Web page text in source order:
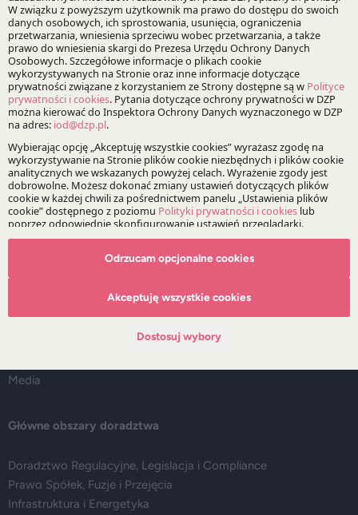
Sprawy sądowe i sądowo-administracyjne
Bądź na bieżąco z DZP
Zapisz
O Kancelarii
Media
Główne obszary doradztwa
Doradztwo Regulacyjne, Legislacja i Compliance
Prawo Spółek, Fuzje i Przejęcia
Infrastruktura i Energetyka
Odrzucam opcjonalne cookies
Akceptuję wszystkie cookies
Dostosuj wybory